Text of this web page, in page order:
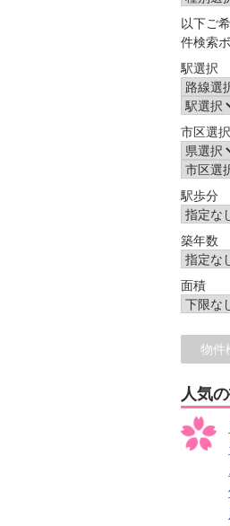
以下ご
件検索
駅選択
市区選択
駅歩分
築年数
面積
人気